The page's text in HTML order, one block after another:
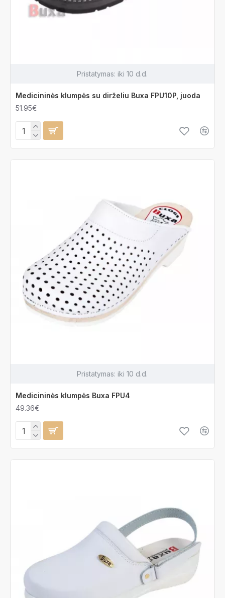
Pristatymas: iki 10 d.d.
Medicininės klumpės su dirželiu Buxa FPU10P, juoda
51.95€
Pristatymas: iki 10 d.d.
Medicininės klumpės Buxa FPU4
49.36€